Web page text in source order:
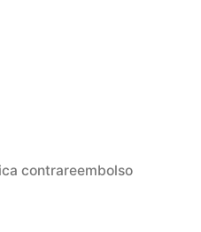
contrareembolso